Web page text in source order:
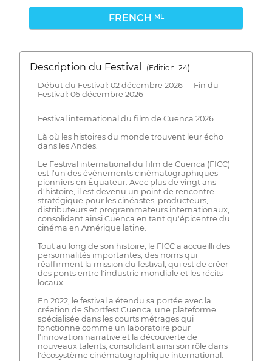
FRENCH ML
Description du Festival
( Edition: 24)
Début du Festival: 02 décembre 2026 Fin du
Festival: 06 décembre 2026
Festival international du film de Cuenca 2026
Là où les histoires du monde trouvent leur écho
dans les Andes.
Le Festival international du film de Cuenca (FICC)
est l'un des événements cinématographiques
pionniers en Équateur. Avec plus de vingt ans
d'histoire, il est devenu un point de rencontre
stratégique pour les cinéastes, producteurs,
distributeurs et programmateurs internationaux,
consolidant ainsi Cuenca en tant qu'épicentre du
cinéma en Amérique latine.
Tout au long de son histoire, le FICC a accueilli des
personnalités importantes, des noms qui
réaffirment la mission du festival, qui est de créer
des ponts entre l'industrie mondiale et les récits
locaux.
En 2022, le festival a étendu sa portée avec la
création de Shortfest Cuenca, une plateforme
spécialisée dans les courts métrages qui
fonctionne comme un laboratoire pour
l'innovation narrative et la découverte de
nouveaux talents, consolidant ainsi son rôle dans
l'écosystème cinématographique international.